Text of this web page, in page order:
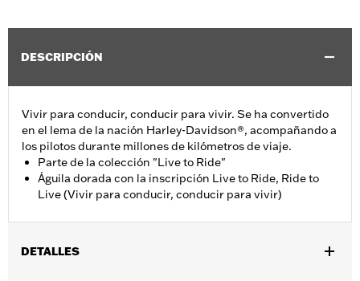
DESCRIPCIÓN
Vivir para conducir, conducir para vivir. Se ha convertido
en el lema de la nación Harley-Davidson®, acompañando a
los pilotos durante millones de kilómetros de viaje.
Parte de la colección "Live to Ride"
Águila dorada con la inscripción Live to Ride, Ride to
Live (Vivir para conducir, conducir para vivir)
DETALLES